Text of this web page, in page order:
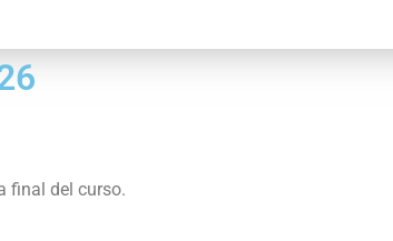
final del curso.